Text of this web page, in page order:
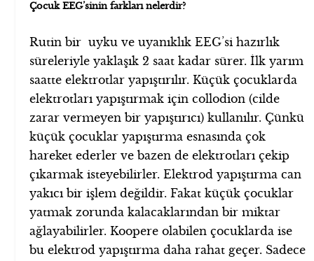
Çocuk EEG’sinin farkları nelerdir?
Rutin bir uyku ve uyanıklık EEG’si hazırlık
süreleriyle yaklaşık 2 saat kadar sürer. İlk yarım
saatte elektrotlar yapıştırılır. Küçük çocuklarda
elektrotları yapıştırmak için collodion (cilde
zarar vermeyen bir yapıştırıcı) kullanılır. Çünkü
küçük çocuklar yapıştırma esnasında çok
hareket ederler ve bazen de elektrotları çekip
çıkarmak isteyebilirler. Elektrod yapıştırma can
yakıcı bir işlem değildir. Fakat küçük çocuklar
yatmak zorunda kalacaklarından bir miktar
ağlayabilirler. Koopere olabilen çocuklarda ise
bu elektrod yapıştırma daha rahat geçer. Sadece